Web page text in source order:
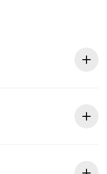
por adelantado.